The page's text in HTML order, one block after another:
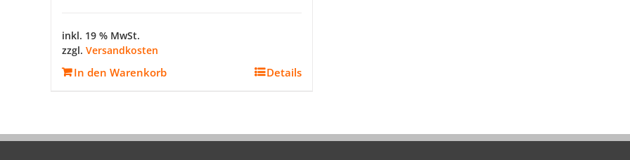
inkl. 19 % MwSt.
zzgl. Versandkosten
In den Warenkorb Details